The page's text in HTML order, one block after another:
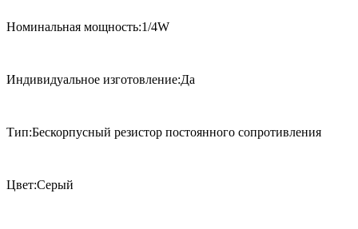
Номинальная мощность:1/4W
Индивидуальное изготовление:Да
Тип:Бескорпусный резистор постоянного сопротивления
Цвет:Серый